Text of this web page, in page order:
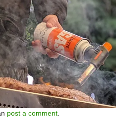
post a comment.